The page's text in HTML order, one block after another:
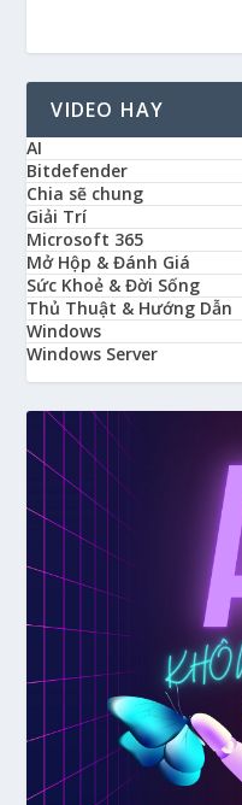
VIDEO HAY
AI
Bitdefender
Chia sẽ chung
Giải Trí
Microsoft 365
Mở Hộp & Đánh Giá
Sức Khoẻ & Đời Sống
Thủ Thuật & Hướng Dẫn
Windows
Windows Server